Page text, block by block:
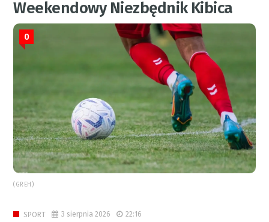
Weekendowy Niezbędnik Kibica
0
(GREH)
SPORT 3 sierpnia 2026 22:16